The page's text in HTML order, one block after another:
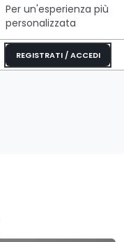
Per un'esperienza più
personalizzata
REGISTRATI / ACCEDI